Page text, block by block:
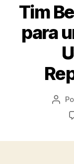
Tim
para